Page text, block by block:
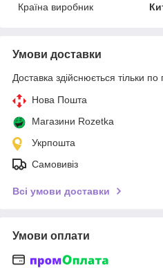
Країна виробник
Умови доставки
Доставка здійснюється тільки по
Нова Пошта
Магазини Rozetka
Укрпошта
Самовивіз
Всі умови доставки
Умови оплати